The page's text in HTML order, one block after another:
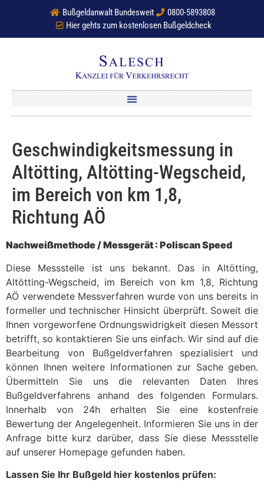
Bußgeldanwalt Bundesweit
0800-5893808
Hier gehts zum kostenlosen Bußgeldcheck
Geschwindigkeitsmessung in
Altötting, Altötting-Wegscheid,
im Bereich von km 1,8,
Richtung AÖ
Nachweißmethode / Messgerät : Poliscan Speed
Diese Messstelle ist uns bekannt. Das in Altötting,
Altötting-Wegscheid, im Bereich von km 1,8, Richtung
AÖ verwendete Messverfahren wurde von uns bereits in
formeller und technischer Hinsicht überprüft. Soweit die
Ihnen vorgeworfene Ordnungswidrigkeit diesen Messort
betrifft, so kontaktieren Sie uns einfach. Wir sind auf die
Bearbeitung von Bußgeldverfahren spezialisiert und
können Ihnen weitere Informationen zur Sache geben.
Übermitteln Sie uns die relevanten Daten Ihres
Bußgeldverfahrens anhand des folgenden Formulars.
Innerhalb von 24h erhalten Sie eine kostenfreie
Bewertung der Angelegenheit. Informieren Sie uns in der
Anfrage bitte kurz darüber, dass Sie diese Messstelle
auf unserer Homepage gefunden haben.
Lassen Sie Ihr Bußgeld hier kostenlos prüfen: